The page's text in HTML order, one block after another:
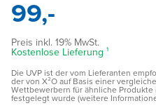
99,-
Preis inkl. 19% MwSt.
Kostenlose Lieferung ¹
Die UVP ist der vom Lieferanten
der von X²O auf Basis einer
Wettbewerbern für ähnliche
festgelegt wurde (weitere